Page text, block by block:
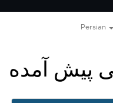
Persian
پیش آمده